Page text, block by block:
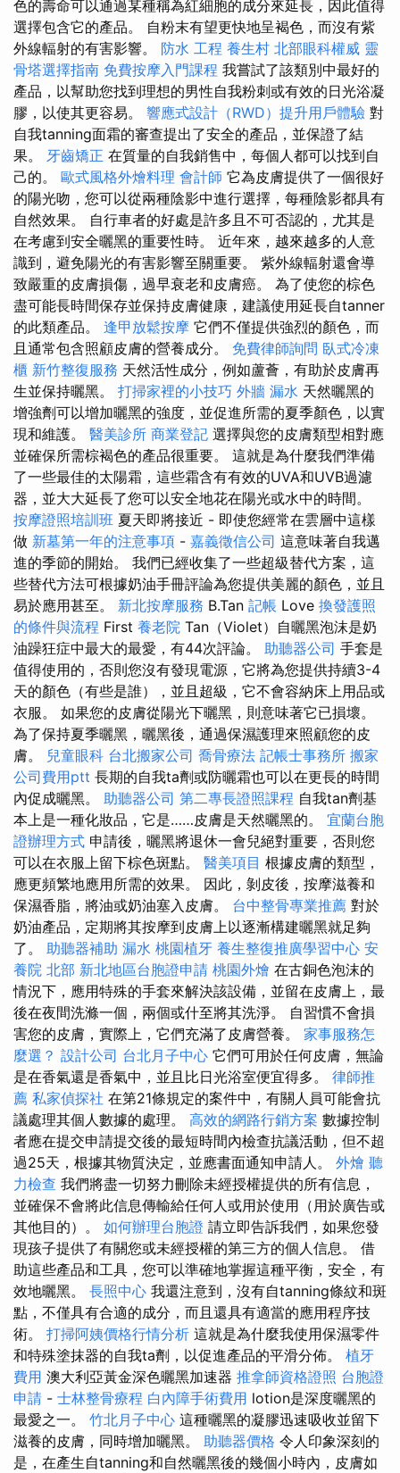
色的壽命可以通過某種稱為紅細胞的成分來延長，因此值得
選擇包含它的產品。 自粉末有望更快地呈褐色，而沒有紫
外線輻射的有害影響。 防水 工程 養生村 北部眼科權威 靈
骨塔選擇指南 免費按摩入門課程 我嘗試了該類別中最好的
產品，以幫助您找到理想的男性自我粉刺或有效的日光浴凝
膠，以使其更容易。 響應式設計（RWD）提升用戶體驗 對
自我tanning面霜的審查提出了安全的產品，並保證了結
果。 牙齒矯正 在質量的自我銷售中，每個人都可以找到自
己的。 歐式風格外燴料理 會計師 它為皮膚提供了一個很好
的陽光吻，您可以從兩種陰影中進行選擇，每種陰影都具有
自然效果。 自行車者的好處是許多且不可否認的，尤其是
在考慮到安全曬黑的重要性時。 近年來，越來越多的人意
識到，避免陽光的有害影響至關重要。 紫外線輻射還會導
致嚴重的皮膚損傷，過早衰老和皮膚癌。 為了使您的棕色
盡可能長時間保存並保持皮膚健康，建議使用延長自tanner
的此類產品。 逢甲放鬆按摩 它們不僅提供強烈的顏色，而
且通常包含照顧皮膚的營養成分。 免費律師詢問 臥式冷凍
櫃 新竹整復服務 天然活性成分，例如蘆薈，有助於皮膚再
生並保持曬黑。 打掃家裡的小技巧 外牆 漏水 天然曬黑的
增強劑可以增加曬黑的強度，並促進所需的夏季顏色，以實
現和維護。 醫美診所 商業登記 選擇與您的皮膚類型相對應
並確保所需棕褐色的產品很重要。 這就是為什麼我們準備
了一些最佳的太陽霜，這些霜含有有效的UVA和UVB過濾
器，並大大延長了您可以安全地花在陽光或水中的時間。
按摩證照培訓班 夏天即將接近 - 即使您經常在雲層中這樣
做 新墓第一年的注意事項 - 嘉義徵信公司 這意味著自我邁
進的季節的開始。 我們已經收集了一些超級替代方案，這
些替代方法可根據奶油手冊評論為您提供美麗的顏色，並且
易於應用甚至。 新北按摩服務 B.Tan 記帳 Love 換發護照
的條件與流程 First 養老院 Tan（Violet）自曬黑泡沫是奶
油躁狂症中最大的最愛，有44次評論。 助聽器公司 手套是
值得使用的，否則您沒有發現電源，它將為您提供持續3-4
天的顏色（有些是誰），並且超級，它不會容納床上用品或
衣服。 如果您的皮膚從陽光下曬黑，則意味著它已損壞。
為了保持夏季曬黑，曬黑後，通過保濕護理來照顧您的皮
膚。 兒童眼科 台北搬家公司 喬骨療法 記帳士事務所 搬家
公司費用ptt 長期的自我ta劑或防曬霜也可以在更長的時間
內促成曬黑。 助聽器公司 第二專長證照課程 自我tan劑基
本上是一種化妝品，它是……皮膚是天然曬黑的。 宜蘭台胞
證辦理方式 申請後，曬黑將退休一會兒絕對重要，否則您
可以在衣服上留下棕色斑點。 醫美項目 根據皮膚的類型，
應更頻繁地應用所需的效果。 因此，剝皮後，按摩滋養和
保濕香脂，將油或奶油塞入皮膚。 台中整骨專業推薦 對於
奶油產品，定期將其按摩到皮膚上以逐漸構建曬黑就足夠
了。 助聽器補助 漏水 桃園植牙 養生整復推廣學習中心 安
養院 北部 新北地區台胞證申請 桃園外燴 在古銅色泡沫的
情況下，應用特殊的手套來解決該設備，並留在皮膚上，最
後在夜間洗滌一個，兩個或什至將其洗淨。 自習慣不會損
害您的皮膚，實際上，它們充滿了皮膚營養。 家事服務怎
麼選？ 設計公司 台北月子中心 它們可用於任何皮膚，無論
是在香氣還是香氣中，並且比日光浴室便宜得多。 律師推
薦 私家偵探社 在第21條規定的案件中，有關人員可能會抗
議處理其個人數據的處理。 高效的網路行銷方案 數據控制
者應在提交申請提交後的最短時間內檢查抗議活動，但不超
過25天，根據其物質決定，並應書面通知申請人。 外燴 聽
力檢查 我們將盡一切努力刪除未經授權提供的所有信息，
並確保不會將此信息傳輸給任何人或用於使用（用於廣告或
其他目的）。 如何辦理台胞證 請立即告訴我們，如果您發
現孩子提供了有關您或未經授權的第三方的個人信息。 借
助這些產品和工具，您可以準確地掌握這種平衡，安全，有
效地曬黑。 長照中心 我還注意到，沒有自tanning條紋和斑
點，不僅具有合適的成分，而且還具有適當的應用程序技
術。 打掃阿姨價格行情分析 這就是為什麼我使用保濕零件
和特殊塗抹器的自我ta劑，以促進產品的平滑分佈。 植牙
費用 澳大利亞黃金深色曬黑加速器 推拿師資格證照 台胞證
申請 - 士林整骨療程 白內障手術費用 lotion是深度曬黑的
最愛之一。 竹北月子中心 這種曬黑的凝膠迅速吸收並留下
滋養的皮膚，同時增加曬黑。 助聽器價格 令人印象深刻的
是，在產生自tanning和自然曬黑後的幾個小時內，皮膚如